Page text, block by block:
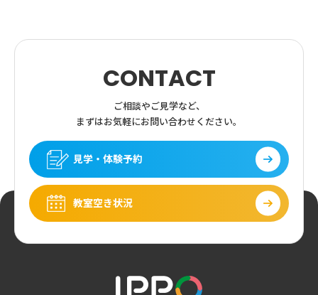
CONTACT
ご相談やご見学など、
まずはお気軽にお問い合わせください。
見学・体験予約
教室空き状況